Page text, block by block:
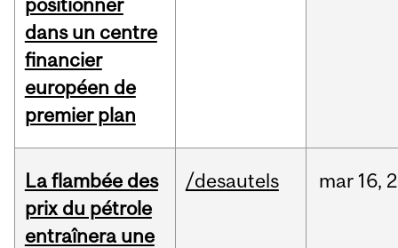
dans un centre
financier
européen de
premier plan
La flambée des
prix du pétrole
entraînera une
/desautels mar 16,